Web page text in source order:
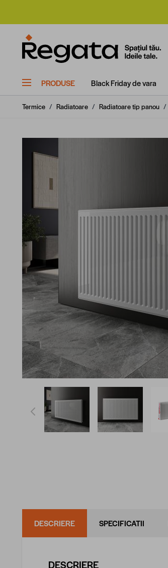
PRODUSE Black Friday de vara
Termice / Radiatoare / Radiatoare tip panou /
DESCRIERE SPECIFICATII
DESCRIERE